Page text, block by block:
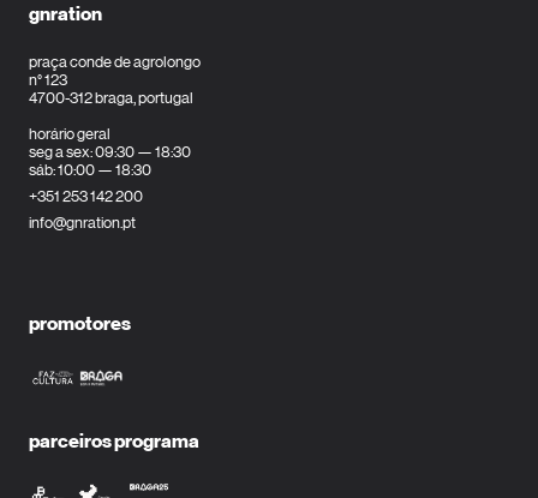
gnration
praça conde de agrolongo
n° 123
4700-312 braga, portugal
horário geral
seg a sex: 09:30 — 18:30
sáb: 10:00 — 18:30
+351 253 142 200
info@gnration.pt
promotores
parceiros programa